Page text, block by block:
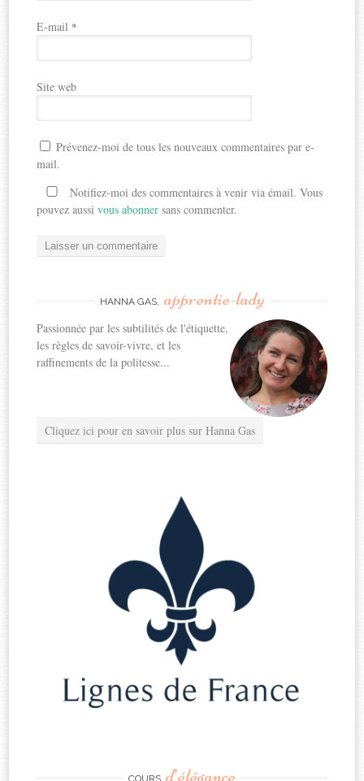
E-mail *
Site web
Prévenez-moi de tous les nouveaux commentaires par e-
mail.
Notifiez-moi des commentaires à venir via émail. Vous
pouvez aussivous abonner sans commenter.
HANNA GAS, apprentie-lady
Passionnée par les subtilités de l'étiquette,
les règles de savoir-vivre, et les
raffinements de la politesse...
Cliquez ici pour en savoir plus sur Hanna Gas
d’élégance